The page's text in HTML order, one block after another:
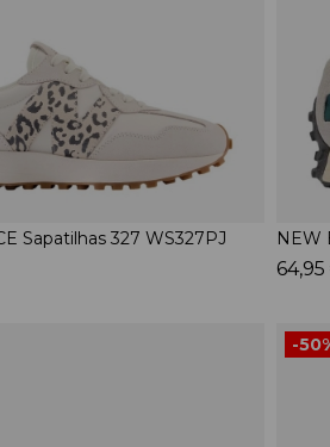
Sapatilhas 327 WS327PJ NEW
-